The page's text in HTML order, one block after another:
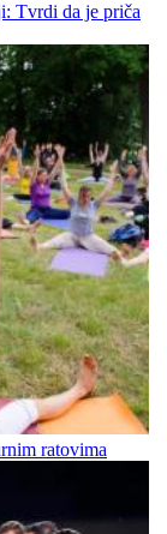
Tvrdi da je priča
ratovima